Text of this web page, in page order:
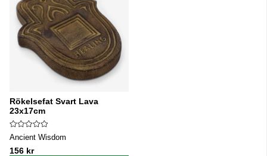
Rökelsefat Svart Lava
23x17cm
Ancient Wisdom
156 kr